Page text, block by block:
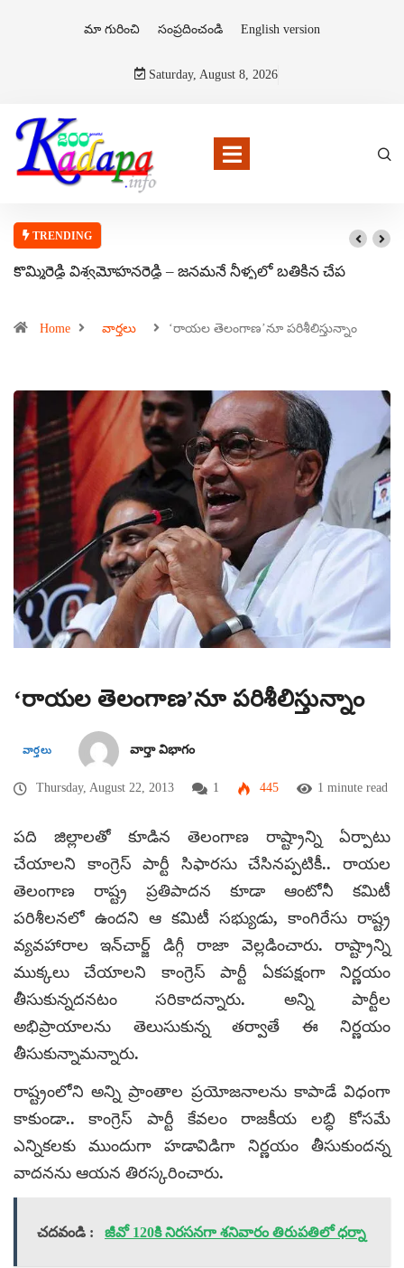
మా గురించి సంప్రదించండి English version
Saturday, August 8, 2026
TRENDING
కొమ్మిరెడ్డి విశ్వమోహనరెడ్డి – జనమనే నీళ్ళలో బతికిన చేప
Home వార్తలు ‘రాయల తెలంగాణ’నూ పరిశీలిస్తున్నాం
‘రాయల తెలంగాణ’నూ పరిశీలిస్తున్నాం
వార్తలు వార్తా విభాగం
Thursday, August 22, 2013 1 445 1 minute read
పది జిల్లాలతో కూడిన తెలంగాణ రాష్ట్రాన్ని ఏర్పాటు
చేయాలని కాంగ్రెస్ పార్టీ సిఫారసు చేసినప్పటికీ.. రాయల
తెలంగాణ రాష్ట్ర ప్రతిపాదన కూడా ఆంటోనీ కమిటీ
పరిశీలనలో ఉందని ఆ కమిటీ సభ్యుడు, కాంగిరేసు రాష్ట్ర
వ్యవహారాల ఇన్‌చార్జ్ డిగ్గీ రాజా వెల్లడించారు. రాష్ట్రాన్ని
ముక్కలు చేయాలని కాంగ్రెస్ పార్టీ ఏకపక్షంగా నిర్ణయం
తీసుకున్నదనటం సరికాదన్నారు. అన్ని పార్టీల
అభిప్రాయాలను తెలుసుకున్న తర్వాతే ఈ నిర్ణయం
తీసుకున్నామన్నారు.
రాష్ట్రంలోని అన్ని ప్రాంతాల ప్రయోజనాలను కాపాడే విధంగా
కాకుండా.. కాంగ్రెస్ పార్టీ కేవలం రాజకీయ లబ్ధి కోసమే
ఎన్నికలకు ముందుగా హడావిడిగా నిర్ణయం తీసుకుందన్న
వాదనను ఆయన తిరస్కరించారు.
చదవండి : జీవో 120కి నిరసనగా శనివారం తిరుపతిలో ధర్నా